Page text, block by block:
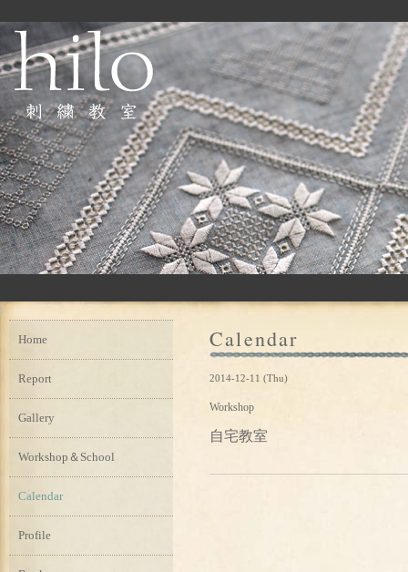
Calendar
2014-12-11 (Thu)
Workshop
自宅教室
Home
Report
Gallery
Workshop＆School
Calendar
Profile